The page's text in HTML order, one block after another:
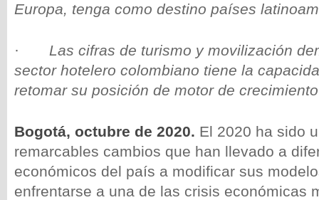
Europa, tenga como destino países
· Las cifras de turismo y movilización
sector hotelero colombiano tiene la
retomar su posición de motor de
Bogotá, octubre de 2020. El 2020 ha sido
remarcables cambios que han llevado a
económicos del país a modificar sus
enfrentarse a una de las crisis económicas
wp-
wp-